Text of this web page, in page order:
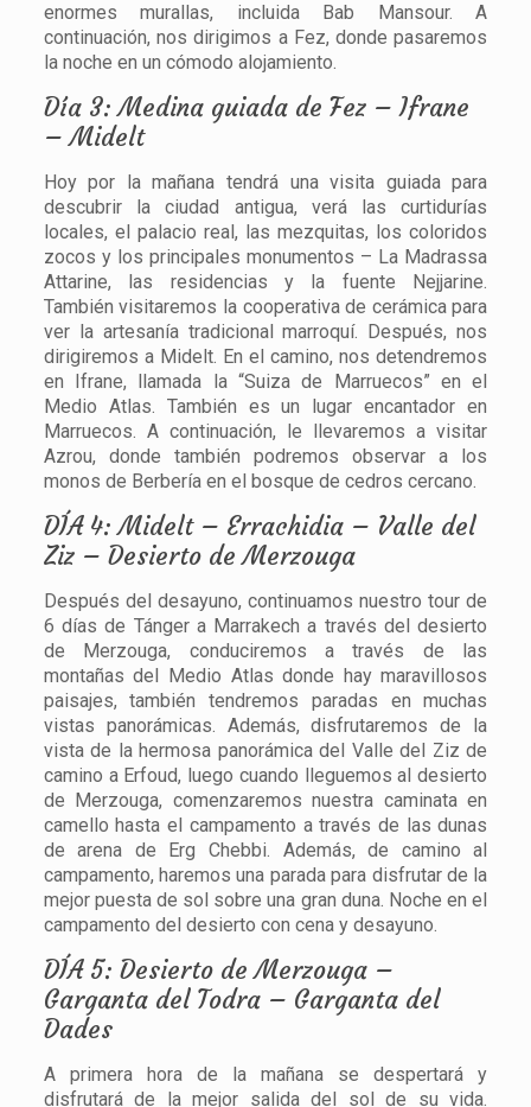
enormes murallas, incluida Bab Mansour. A
continuación, nos dirigimos a Fez, donde pasaremos
la noche en un cómodo alojamiento.
Día 3: Medina guiada de Fez – Ifrane
– Midelt
Hoy por la mañana tendrá una visita guiada para
descubrir la ciudad antigua, verá las curtidurías
locales, el palacio real, las mezquitas, los coloridos
zocos y los principales monumentos – La Madrassa
Attarine, las residencias y la fuente Nejjarine.
También visitaremos la cooperativa de cerámica para
ver la artesanía tradicional marroquí. Después, nos
dirigiremos a Midelt. En el camino, nos detendremos
en Ifrane, llamada la “Suiza de Marruecos” en el
Medio Atlas. También es un lugar encantador en
Marruecos. A continuación, le llevaremos a visitar
Azrou, donde también podremos observar a los
monos de Berbería en el bosque de cedros cercano.
DÍA 4: Midelt – Errachidia – Valle del
Ziz – Desierto de Merzouga
Después del desayuno, continuamos nuestro tour de
6 días de Tánger a Marrakech a través del desierto
de Merzouga, conduciremos a través de las
montañas del Medio Atlas donde hay maravillosos
paisajes, también tendremos paradas en muchas
vistas panorámicas. Además, disfrutaremos de la
vista de la hermosa panorámica del Valle del Ziz de
camino a Erfoud, luego cuando lleguemos al desierto
de Merzouga, comenzaremos nuestra caminata en
camello hasta el campamento a través de las dunas
de arena de Erg Chebbi. Además, de camino al
campamento, haremos una parada para disfrutar de la
mejor puesta de sol sobre una gran duna. Noche en el
campamento del desierto con cena y desayuno.
DÍA 5: Desierto de Merzouga –
Garganta del Todra – Garganta del
Dades
A primera hora de la mañana se despertará y
disfrutará de la mejor salida del sol de su vida.